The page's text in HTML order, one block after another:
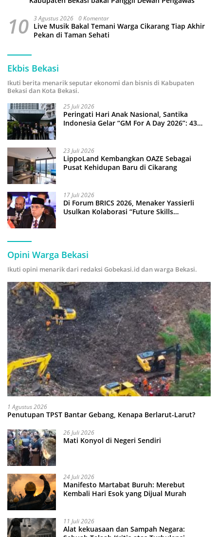
10 3 Agustus 2026 0 Komentar
Live Musik Bakal Temani Warga Cikarang Tiap Akhir
Pekan di Taman Sehati
Ekbis Bekasi
Ikuti berita menarik seputar ekonomi dan bisnis di Kabupaten
Bekasi dan Kota Bekasi.
25 Juli 2026
Peringati Hari Anak Nasional, Santika
Indonesia Gelar “GM For A Day 2026”: 43
23 Juli 2026
LippoLand Kembangkan OAZE Sebagai
Pusat Kehidupan Baru di Cikarang
17 Juli 2026
Di Forum BRICS 2026, Menaker Yassierli
Usulkan Kolaborasi “Future Skills
Opini Warga Bekasi
Ikuti opini menarik dari redaksi Gobekasi.id dan warga Bekasi.
1 Agustus 2026
Penutupan TPST Bantar Gebang, Kenapa Berlarut-Larut?
26 Juli 2026
Mati Konyol di Negeri Sendiri
24 Juli 2026
Manifesto Martabat Buruh: Merebut
Kembali Hari Esok yang Dijual Murah
11 Juli 2026
Alat kekuasaan dan Sampah Negara: